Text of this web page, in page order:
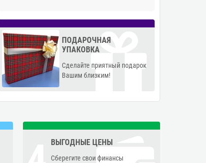
ПОДАРОЧНАЯ
УПАКОВКА
Сделайте приятный подарок
Вашим близким!
ВЫГОДНЫЕ ЦЕНЫ
Сберегите свои финансы